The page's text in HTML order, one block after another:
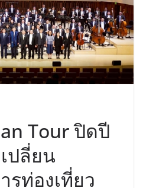
Tour ปิดปี
ปลี่ยน
ท่องเที่ยว